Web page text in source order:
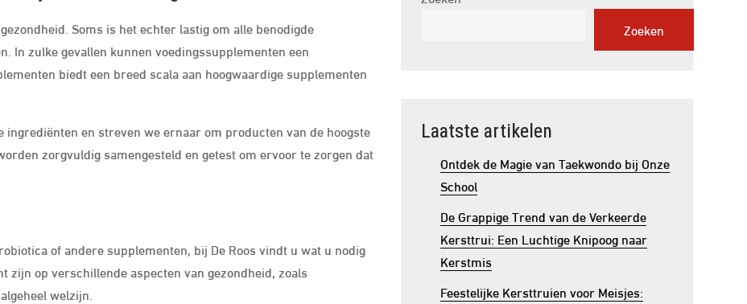
Soms is het echter lastig om alle benodigde
In zulke gevallen kunnen voedingssupplementen een
biedt een breed scala aan hoogwaardige supplementen
en streven we ernaar om producten van de hoogste
zorgvuldig samengesteld en getest om ervoor te zorgen dat
of andere supplementen, bij De Roos vindt u wat u nodig
op verschillende aspecten van gezondheid, zoals
welzijn.
Zoeken
Laatste artikelen
Ontdek de Magie van Taekwondo bij Onze
School
De Grappige Trend van de Verkeerde
Kersttrui: Een Luchtige Knipoog naar
Kerstmis
Feestelijke Kersttruien voor Meisjes: